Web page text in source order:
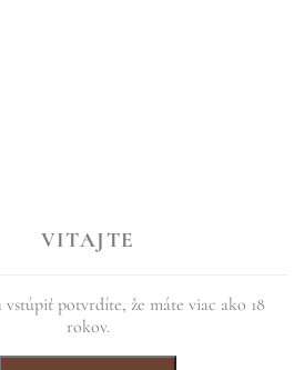
so svojimi výrobkami, ponuka
VITAJTE
potvrdíte, že máte viac ako 18
rokov.